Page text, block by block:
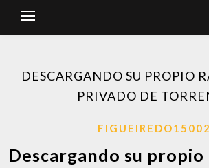
DESCARGANDO SU PROPIO
PRIVADO DE
FIGUEIREDO15002
Descargando su